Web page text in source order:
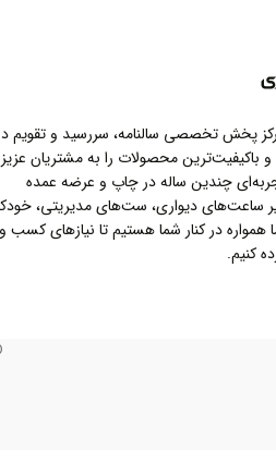
پخش تخصصی سالنامه، سررسید و تقویم
و باکیفیت‌ترین محصولات را به مشتریان عزیز
چندین ساله در چاپ و عرضه عمده
ساعت‌های دیواری، ست‌های مدیریتی،
همواره در کنار شما هستیم تا نیازهای کسب و
کنیم.